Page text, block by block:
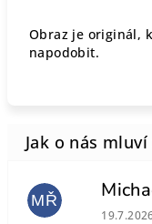
Obraz je originál,
napodobit.
MŘ